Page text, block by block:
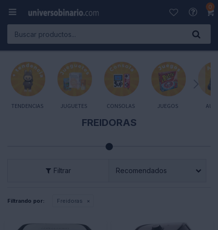
0

TENDENCIAS JUGUETES CONSOLAS JUEGOS
FREIDORAS
Recomendados
Filtrando por: Freidoras